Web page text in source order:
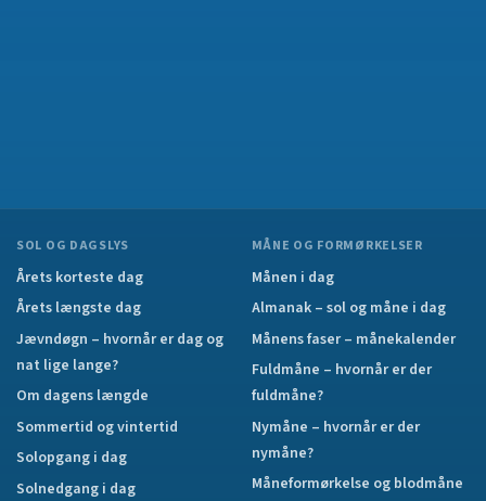
SOL OG DAGSLYS
Årets korteste dag
Årets længste dag
Jævndøgn – hvornår er dag og
nat lige lange?
Om dagens længde
Sommertid og vintertid
Solopgang i dag
Solnedgang i dag
MÅNE OG FORMØRKELSER
Månen i dag
Almanak – sol og måne i dag
Månens faser – månekalender
Fuldmåne – hvornår er der
fuldmåne?
Nymåne – hvornår er der
nymåne?
Måneformørkelse og blodmåne